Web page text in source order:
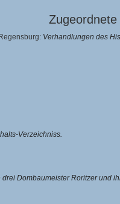
Zugeordnete
Verhandlungen des
Verzeichniss.
drei Dombaumeister Roritzer und